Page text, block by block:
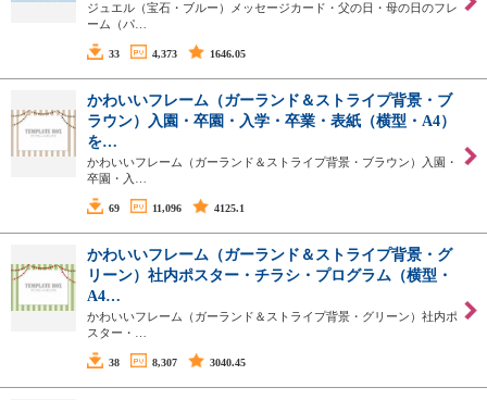
ジュエル（宝石・ブルー）メッセージカード・父の日・母の日のフレ
ーム（パ…
33 4,373 1646.05
かわいいフレーム（ガーランド＆ストライプ背景・ブ
ラウン）入園・卒園・入学・卒業・表紙（横型・A4）
を…
かわいいフレーム（ガーランド＆ストライプ背景・ブラウン）入園・
卒園・入…
69 11,096 4125.1
かわいいフレーム（ガーランド＆ストライプ背景・グ
リーン）社内ポスター・チラシ・プログラム（横型・
A4…
かわいいフレーム（ガーランド＆ストライプ背景・グリーン）社内ポ
スター・…
38 8,307 3040.45